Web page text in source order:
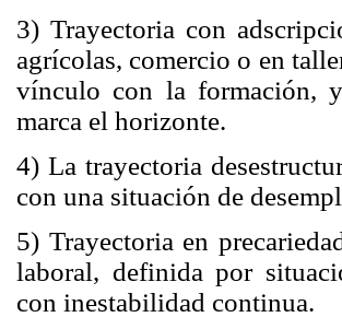
3) Trayectoria con
agrícolas, comercio o en
vínculo con la formación,
marca el horizonte.
4) La trayectoria
con una situación de
5) Trayectoria en
laboral, definida por
con inestabilidad continua.